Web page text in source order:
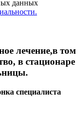
данных
лечение,в том
в стационаре
специалиста